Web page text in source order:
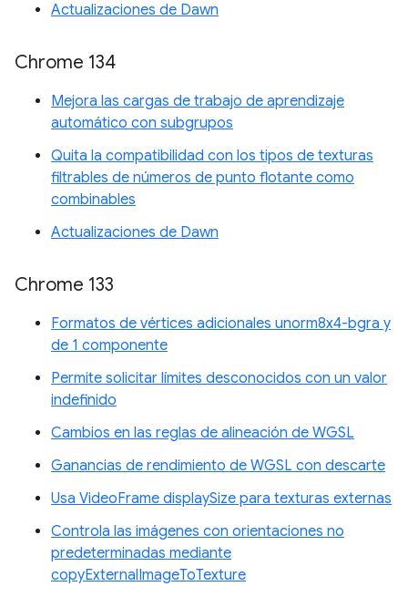
Actualizaciones de Dawn
Chrome 134
Mejora las cargas de trabajo de aprendizaje
automático con subgrupos
Quita la compatibilidad con los tipos de texturas
filtrables de números de punto flotante como
combinables
Actualizaciones de Dawn
Chrome 133
Formatos de vértices adicionales unorm8x4-bgra y
de 1 componente
Permite solicitar límites desconocidos con un valor
indefinido
Cambios en las reglas de alineación de WGSL
Ganancias de rendimiento de WGSL con descarte
Usa VideoFrame displaySize para texturas externas
Controla las imágenes con orientaciones no
predeterminadas mediante
copyExternalImageToTexture